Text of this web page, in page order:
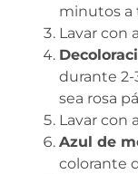
minutos a
Lavar con
durante
sea rosa
Lavar con
Azul de
colorante